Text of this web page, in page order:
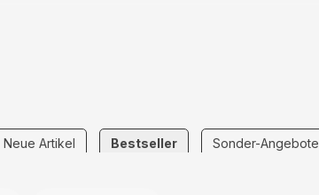
Neue Artikel Bestseller Sonder-Angebote